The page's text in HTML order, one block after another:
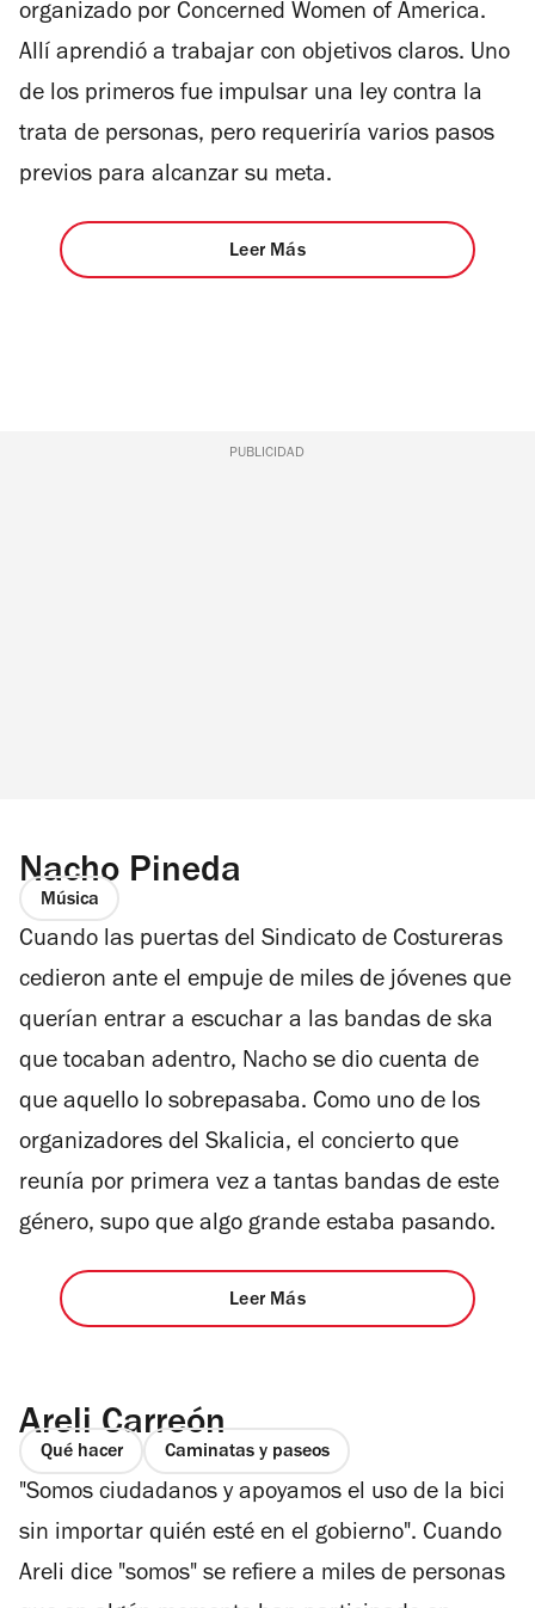
organizado por Concerned Women of America.
Allí aprendió a trabajar con objetivos claros. Uno
de los primeros fue impulsar una ley contra la
trata de personas, pero requeriría varios pasos
previos para alcanzar su meta.
Leer Más
PUBLICIDAD
Nacho Pineda
Música
Cuando las puertas del Sindicato de Costureras
cedieron ante el empuje de miles de jóvenes que
querían entrar a escuchar a las bandas de ska
que tocaban adentro, Nacho se dio cuenta de
que aquello lo sobrepasaba. Como uno de los
organizadores del Skalicia, el concierto que
reunía por primera vez a tantas bandas de este
género, supo que algo grande estaba pasando.
Leer Más
Areli Carreón
Qué hacer Caminatas y paseos
"Somos ciudadanos y apoyamos el uso de la bici
sin importar quién esté en el gobierno". Cuando
Areli dice "somos" se refiere a miles de personas